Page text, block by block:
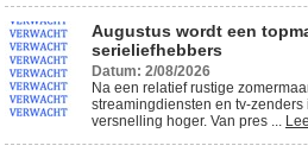
Augustus wordt een
serieliefhebbers
Datum: 2/08/2026
Na een relatief rustige
streamingdiensten en tv-zenders
versnelling hoger. Van pres ...